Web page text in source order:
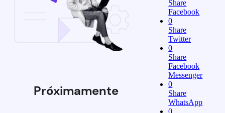
Próximamente
Share
Facebook
0
Share
Twitter
0
Share
Facebook
Messenger
0
Share
WhatsApp
0